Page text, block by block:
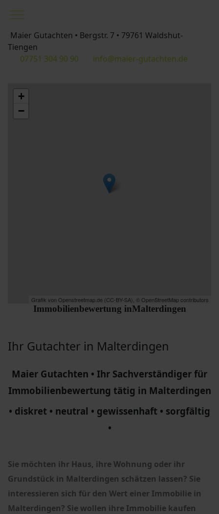
Mobile Menu Toggle
Maier Gutachten • Bergstr. 7 • 79761 Waldshut-
Tiengen
07751 304 90 90
info@maier-gutachten.de
+
−
Grafik von Openstreetmap.de(CC-BY-SA), © OpenStreetMap contributors
Immobilienbewertung inMalterdingen
Ihr Gutachter in Malterdingen
Maier Gutachten • Ihr Sachverständiger für
Immobilienbewertung tätig in Malterdingen
• diskret • neutral • gewissenhaft • sorgfältig
•
Sie möchten ihr Haus, ihre Wohnung oder ihr
Grundstück in Malterdingen schätzen lassen? Sie
interessieren sich für den Wert einer Immobilie in
Malterdingen? Sie wollen ihre Immobilie kaufen